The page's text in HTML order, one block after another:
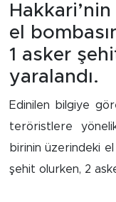
el
1 asker
yaralandı.
Edinilen bilgiye
teröristlere
birinin üzerindeki el
şehit olurken, 2
Teknoloji
İş İlanları
Spor
Yazıhan